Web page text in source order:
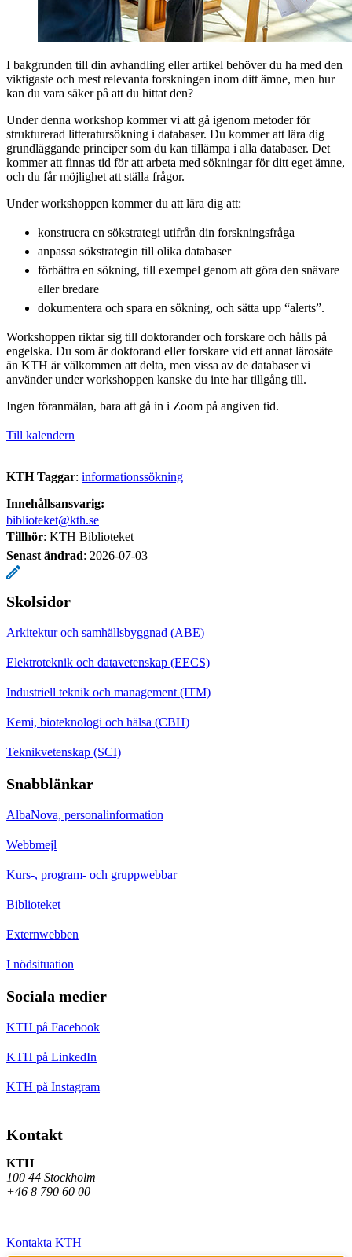
I bakgrunden till din avhandling eller artikel behöver du ha med den
viktigaste och mest relevanta forskningen inom ditt ämne, men hur
kan du vara säker på att du hittat den?
Under denna workshop kommer vi att gå igenom metoder för
strukturerad litteratursökning i databaser. Du kommer att lära dig
grundläggande principer som du kan tillämpa i alla databaser. Det
kommer att finnas tid för att arbeta med sökningar för ditt eget ämne,
och du får möjlighet att ställa frågor.
Under workshoppen kommer du att lära dig att:
konstruera en sökstrategi utifrån din forskningsfråga
anpassa sökstrategin till olika databaser
förbättra en sökning, till exempel genom att göra den snävare
eller bredare
dokumentera och spara en sökning, och sätta upp “alerts”.
Workshoppen riktar sig till doktorander och forskare och hålls på
engelska. Du som är doktorand eller forskare vid ett annat lärosäte
än KTH är välkommen att delta, men vissa av de databaser vi
använder under workshoppen kanske du inte har tillgång till.
Ingen föranmälan, bara att gå in i Zoom på angiven tid.
Till kalendern
KTH Taggar: informationssökning
Innehållsansvarig:
biblioteket@kth.se
Tillhör: KTH Biblioteket
Senast ändrad: 2026-07-03
Skolsidor
Arkitektur och samhällsbyggnad (ABE)
Elektroteknik och datavetenskap (EECS)
Industriell teknik och management (ITM)
Kemi, bioteknologi och hälsa (CBH)
Teknikvetenskap (SCI)
Snabblänkar
AlbaNova, personalinformation
Webbmejl
Kurs-, program- och gruppwebbar
Biblioteket
Externwebben
I nödsituation
Sociala medier
KTH på Facebook
KTH på LinkedIn
KTH på Instagram
Kontakt
KTH
100 44 Stockholm
+46 8 790 60 00
Kontakta KTH